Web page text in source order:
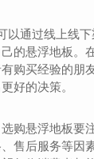
以通过线上线
的悬浮地板。
购买经验的朋
好的决策。
购悬浮地板要
售后服务等因